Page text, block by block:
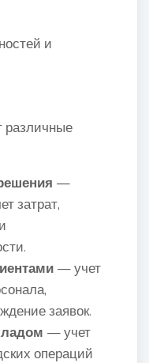
и
различные
—
затрат,
— учет
заявок.
— учет
операций